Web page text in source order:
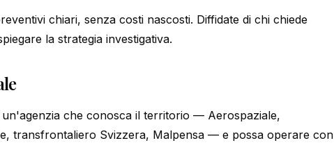
chiari, senza costi nascosti. Diffidate di chi chiede
la strategia investigativa.
un'agenzia che conosca il territorio — Aerospaziale,
transfrontaliero Svizzera, Malpensa — e possa operare con